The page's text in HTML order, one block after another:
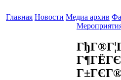
Главная Новости Медиа архив